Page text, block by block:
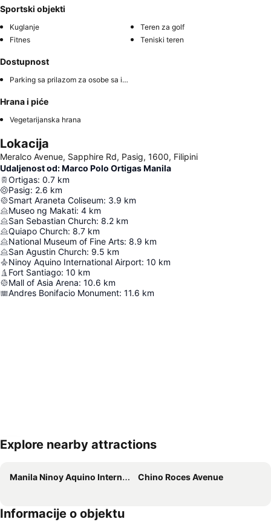
Sportski objekti
Kuglanje
Teren za golf
Fitnes
Teniski teren
Dostupnost
Parking sa prilazom za osobe sa invaliditetom
Hrana i piće
Vegetarijanska hrana
Lokacija
Meralco Avenue, Sapphire Rd, Pasig, 1600, Filipini
Udaljenost od: Marco Polo Ortigas Manila
Ortigas: 0.7 km
Pasig: 2.6 km
Smart Araneta Coliseum: 3.9 km
Museo ng Makati: 4 km
San Sebastian Church: 8.2 km
Quiapo Church: 8.7 km
National Museum of Fine Arts: 8.9 km
San Agustin Church: 9.5 km
Ninoy Aquino International Airport: 10 km
Fort Santiago: 10 km
Mall of Asia Arena: 10.6 km
Andres Bonifacio Monument: 11.6 km
Explore nearby attractions
Manila Ninoy Aquino International Airport Chino Roces Avenue
Informacije o objektu